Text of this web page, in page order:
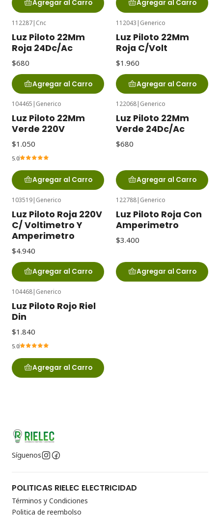
Agregar al Carro Agregar al Carro
112287| Cnc
Luz Piloto 22Mm
Roja 24Dc/Ac
$680
Agregar al Carro
112043 | Generico
Luz Piloto 22Mm
Roja C/Volt
$1.960
Agregar al Carro
104465 | Generico
Luz Piloto 22Mm
Verde 220V
$1.050
5.0
Agregar al Carro
122068| Generico
Luz Piloto 22Mm
Verde 24Dc/Ac
$680
Agregar al Carro
103519| Generico
Luz Piloto Roja 220V
C/ Voltimetro Y
Amperimetro
$4.940
Agregar al Carro
122788| Generico
Luz Piloto Roja Con
Amperimetro
$3.400
Agregar al Carro
104468| Generico
Luz Piloto Rojo Riel
Din
$1.840
5.0
Agregar al Carro
Síguenos
POLITICAS RIELEC ELECTRICIDAD
Términos y Condiciones
Politica de reembolso